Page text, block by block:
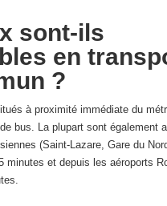
sont-ils
en
?
à proximité immédiate du
bus. La plupart sont également
(Saint-Lazare, Gare du
minutes et depuis les aéroports